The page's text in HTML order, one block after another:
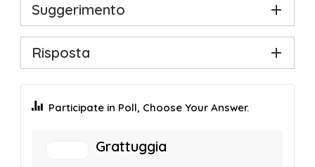
Suggerimento
Risposta
Participate in Poll, Choose Your Answer.
Grattuggia